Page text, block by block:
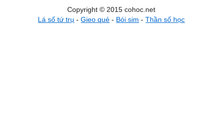
Copyright © 2015 cohoc.net
Lá số tứ trụ -Gieo quẻ - Bói sim -Thần số học